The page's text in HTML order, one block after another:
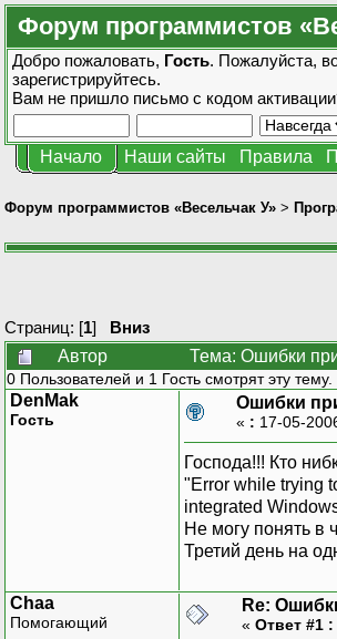
Форум программистов
Добро пожаловать, Гость. Пожалуйста,
зарегистрируйтесь.
Вам не пришло письмо с кодом
Начало Наши сайты Правила
Форум программистов «Весельчак У» >
Страниц: [1] Вниз
Автор
Тема: Ошибки
0 Пользователей и 1 Гость смотрят эту тему.
DenMak
Гость
Ошибки
« : 17-05-
Господа!!! Кто
"Error while trying
integrated
Не могу понять в
Третий день на
Chaa
Помогающий
Re:
« Ответ #1 :